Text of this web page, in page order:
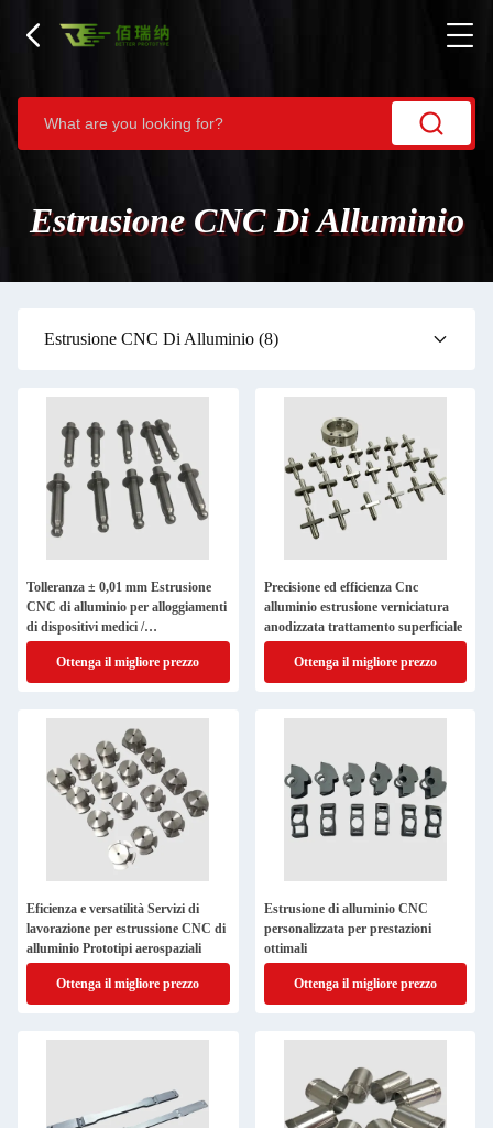
Estrusione CNC Di Alluminio
Estrusione CNC Di Alluminio (8)
Tolleranza ± 0,01 mm Estrusione
CNC di alluminio per alloggiamenti
di dispositivi medici /
automobilistici
Ottenga il migliore prezzo
Precisione ed efficienza Cnc
alluminio estrusione verniciatura
anodizzata trattamento superficiale
Ottenga il migliore prezzo
Eficienza e versatilità Servizi di
lavorazione per estrussione CNC di
alluminio Prototipi aerospaziali
Ottenga il migliore prezzo
Estrusione di alluminio CNC
personalizzata per prestazioni
ottimali
Ottenga il migliore prezzo